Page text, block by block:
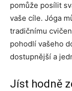
pomůže posílit
vaše cíle. Jóga
tradičnímu
pohodlí vašeho
dostupnější a
Jíst hodně